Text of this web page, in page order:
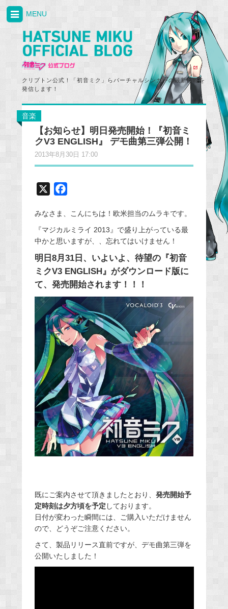
クリプトン公式！「初音ミク」らバーチャルシンガーの最新情報を
発信します！
MENU
音楽
【お知らせ】明日発売開始！『初音ミ
クV3 ENGLISH』 デモ曲第三弾公開！
2013年8月30日 17:00
c
e
b
o
o
k
みなさま、こんにちは！欧米担当のムラキです。
『マジカルミライ 2013』で盛り上がっている最
中かと思いますが、、忘れてはいけません！
明日8月31日、いよいよ、待望の『初音
ミクV3 ENGLISH』がダウンロード版に
て、発売開始されます！！！
既にご案内させて頂きましたとおり、 発売開始予
定時刻は夕方頃を予定 しております。
日付が変わった瞬間には、ご購入いただけません
ので、どうぞご注意ください。
さて、製品リリース直前ですが、デモ曲第三弾を
公開いたしました！